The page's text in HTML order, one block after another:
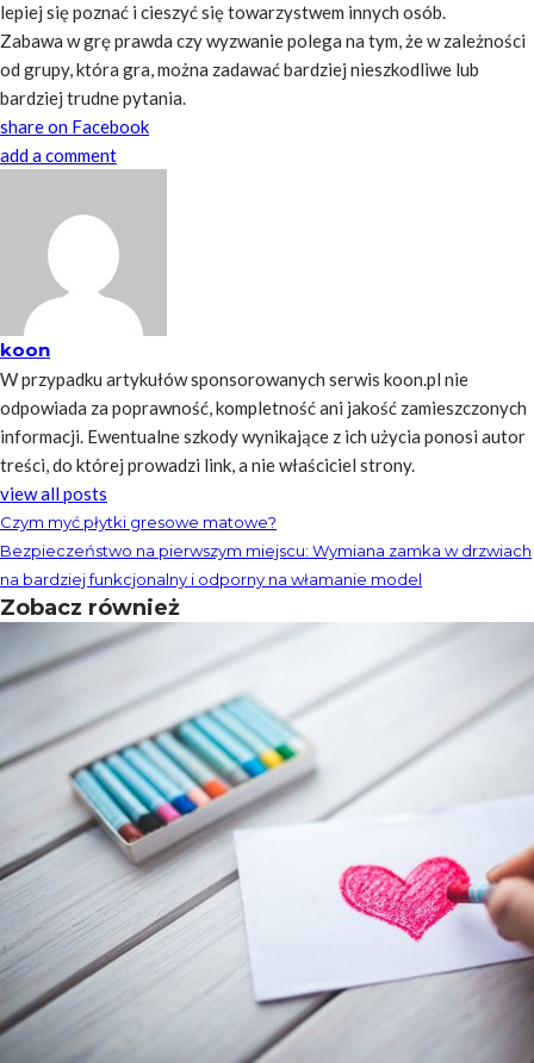
lepiej się poznać i cieszyć się towarzystwem innych osób.
Zabawa w grę prawda czy wyzwanie polega na tym, że w zależności
od grupy, która gra, można zadawać bardziej nieszkodliwe lub
bardziej trudne pytania.
share on Facebook
add a comment
koon
W przypadku artykułów sponsorowanych serwis koon.pl nie
odpowiada za poprawność, kompletność ani jakość zamieszczonych
informacji. Ewentualne szkody wynikające z ich użycia ponosi autor
treści, do której prowadzi link, a nie właściciel strony.
view all posts
Czym myć płytki gresowe matowe?
Bezpieczeństwo na pierwszym miejscu: Wymiana zamka w drzwiach
na bardziej funkcjonalny i odporny na włamanie model
Zobacz również